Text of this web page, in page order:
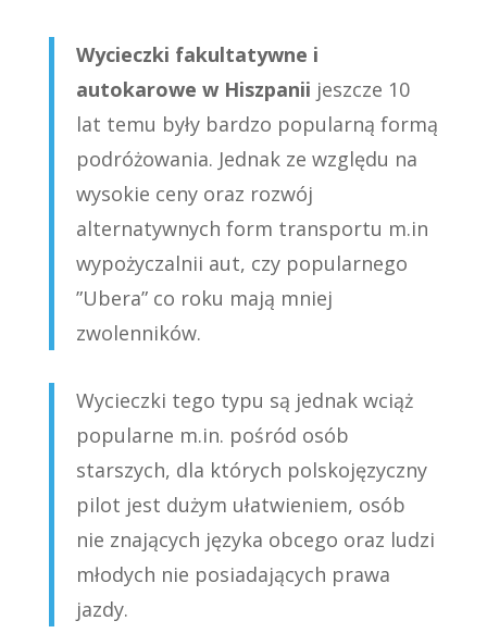
Wycieczki fakultatywne i
autokarowe w Hiszpanii jeszcze 10
lat temu były bardzo popularną formą
podróżowania. Jednak ze względu na
wysokie ceny oraz rozwój
alternatywnych form transportu m.in
wypożyczalnii aut, czy popularnego
”Ubera” co roku mają mniej
zwolenników.
Wycieczki tego typu są jednak wciąż
popularne m.in. pośród osób
starszych, dla których polskojęzyczny
pilot jest dużym ułatwieniem, osób
nie znających języka obcego oraz ludzi
młodych nie posiadających prawa
jazdy.